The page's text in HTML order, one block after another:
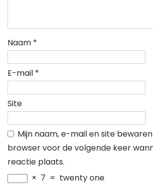
Naam *
E-mail *
Site
Mijn naam, e-mail en site
browser voor de volgende keer
reactie plaats.
× 7 = twenty one